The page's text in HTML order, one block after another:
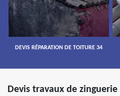
DEVIS RÉPARATION DE TOITURE 34
Devis travaux de zinguerie